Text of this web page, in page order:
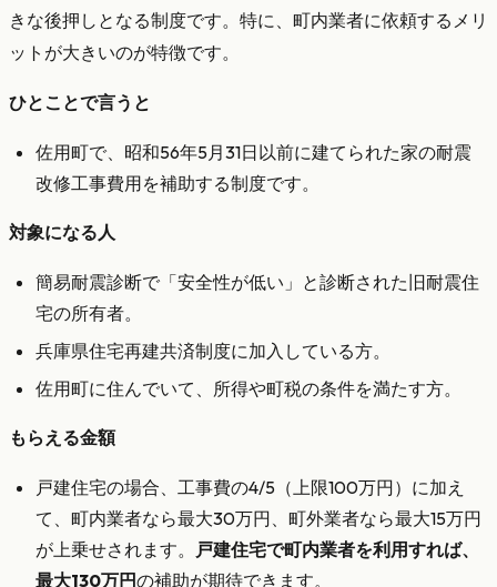
きな後押しとなる制度です。特に、町内業者に依頼するメリ
ットが大きいのが特徴です。
ひとことで言うと
佐用町で、昭和56年5月31日以前に建てられた家の耐震
改修工事費用を補助する制度です。
対象になる人
簡易耐震診断で「安全性が低い」と診断された旧耐震住
宅の所有者。
兵庫県住宅再建共済制度に加入している方。
佐用町に住んでいて、所得や町税の条件を満たす方。
もらえる金額
戸建住宅の場合、工事費の4/5（上限100万円）に加え
て、町内業者なら最大30万円、町外業者なら最大15万円
が上乗せされます。 戸建住宅で町内業者を利用すれば、
最大130万円の補助が期待できます。